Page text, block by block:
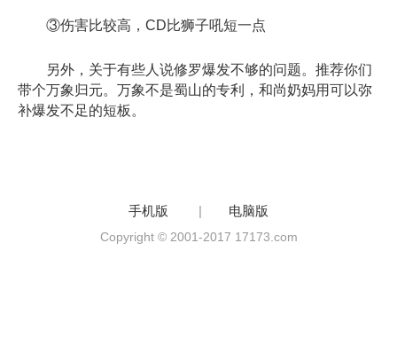
③伤害比较高，CD比狮子吼短一点
另外，关于有些人说修罗爆发不够的问题。推荐你们
带个万象归元。万象不是蜀山的专利，和尚奶妈用可以弥
补爆发不足的短板。
手机版 | 电脑版
Copyright © 2001-2017 17173.com